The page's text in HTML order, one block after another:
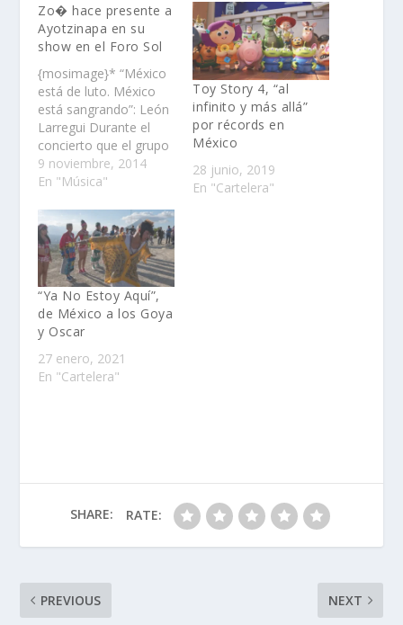
Zo� hace presente a
Ayotzinapa en su
show en el Foro Sol
{mosimage}* “México
está de luto. México
está sangrando”: León
Larregui Durante el
concierto que el grupo
Zoé ofreció la noche
del sábado en el Foro
gira “Prográmaton”, su
vocalista León Larregui
hizo una pausa en el
repertorio para
pronunciarse sobre la
desaparición de los
43…
9 noviembre, 2014
En "Música"
Toy Story 4, “al
infinito y más allá”
por récords en
México
28 junio, 2019
En "Cartelera"
“Ya No Estoy Aquí”,
de México a los Goya
y Oscar
27 enero, 2021
En "Cartelera"
SHARE: RATE:
PREVIOUS NEXT